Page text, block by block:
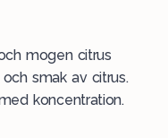
mogen citrus
smak av citrus.
koncentration.